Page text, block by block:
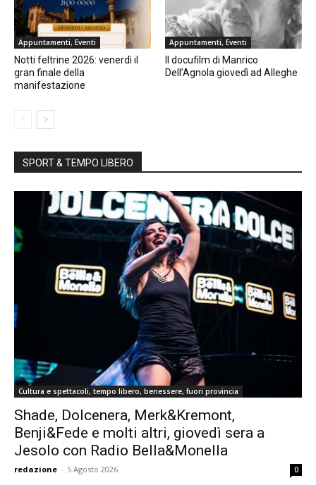
Appuntamenti, Eventi
Notti feltrine 2026: venerdì il
gran finale della
manifestazione
Appuntamenti, Eventi
Il docufilm di Manrico
Dell’Agnola giovedì ad Alleghe
SPORT & TEMPO LIBERO
Cultura e spettacoli, tempo libero, benessere, fuori provincia
Shade, Dolcenera, Merk&Kremont,
Benji&Fede e molti altri, giovedì sera a
Jesolo con Radio Bella&Monella
redazione - 5 Agosto 2026 0